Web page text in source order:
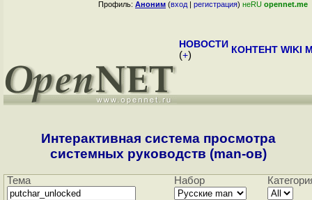
Профиль: Аноним (вход | регистрация) неRU opennet.me
НОВОСТИ
(+) КОНТЕНТ WIKI
Интерактивная система просмотра
системных руководств (man-ов)
Тема Набор